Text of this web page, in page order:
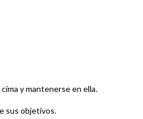
y mantenerse en ella.
sus objetivos.